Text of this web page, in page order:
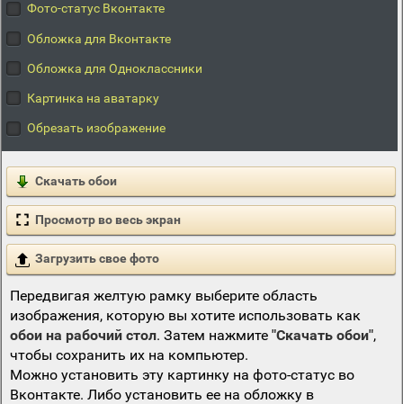
Фото-статус Вконтакте
Обложка для Вконтакте
Обложка для Одноклассники
Картинка на аватарку
Обрезать изображение
Скачать обои
Просмотр во весь экран
Загрузить свое фото
Передвигая желтую рамку выберите область
изображения, которую вы хотите использовать как
обои на рабочий стол. Затем нажмите "Скачать обои",
чтобы сохранить их на компьютер.
Можно установить эту картинку на фото-статус во
Вконтакте. Либо установить ее на обложку в